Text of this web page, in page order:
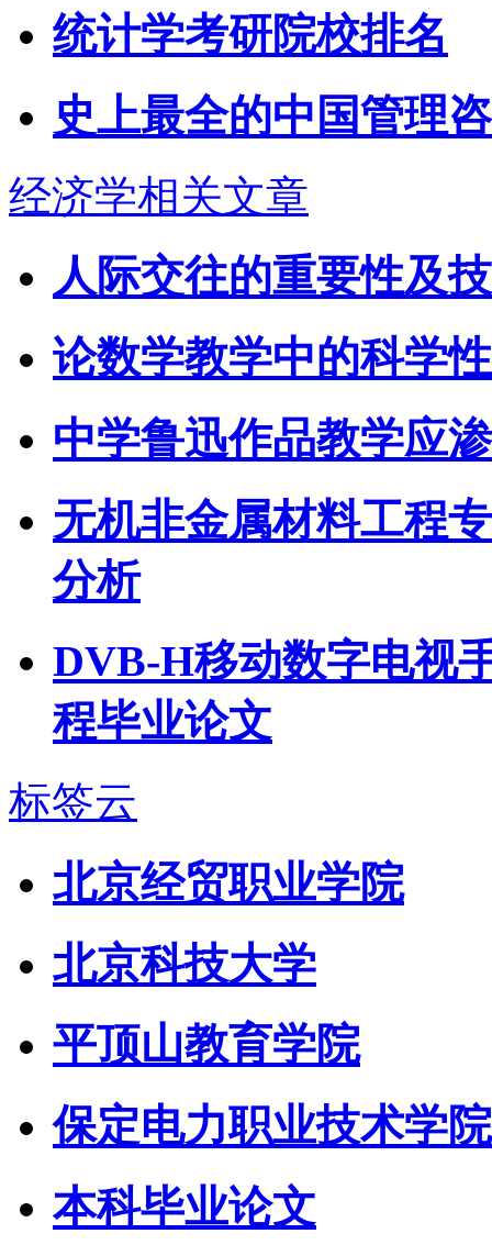
统计学考研院校排名
史上最全的中国管理
经济学相关文章
人际交往的重要性及
论数学教学中的科学
中学鲁迅作品教学应
无机非金属材料工程
分析
DVB-H移动数字电视
程毕业论文
标签云
北京经贸职业学院
北京科技大学
平顶山教育学院
保定电力职业技术学院
本科毕业论文